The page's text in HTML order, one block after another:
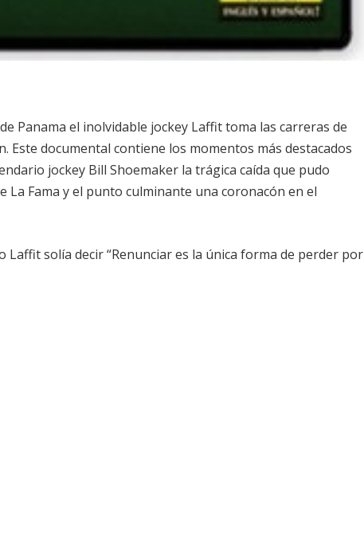
Panama el inolvidable jockey Laffit toma las carreras de
Este documental contiene los momentos más destacados
jockey Bill Shoemaker la trágica caída que pudo
Fama y el punto culminante una coronacón en el
solía decir “Renunciar es la única forma de perder por